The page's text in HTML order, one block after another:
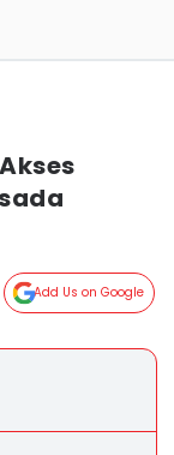
Add Us on Google